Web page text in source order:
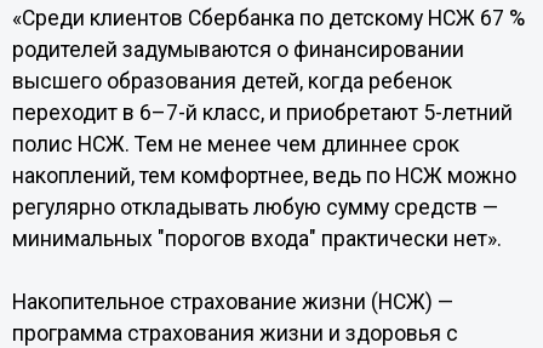
«Среди клиентов Сбербанка по детскому НСЖ 67 %
родителей задумываются о финансировании
высшего образования детей, когда ребенок
переходит в 6–7-й класс, и приобретают 5-летний
полис НСЖ. Тем не менее чем длиннее срок
накоплений, тем комфортнее, ведь по НСЖ можно
регулярно откладывать любую сумму средств —
минимальных "порогов входа" практически нет».
Накопительное страхование жизни (НСЖ) —
программа страхования жизни и здоровья с